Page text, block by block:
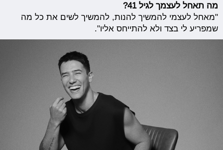
מה תאחל לעצמך לגיל 41?
"מאחל לעצמי להמשיך להנות, להמשיך לשים את כל מה
שמפריע לי בצד ולא להתייחס אליו".